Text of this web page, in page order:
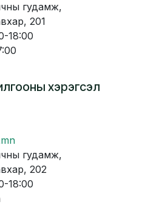
гудамж,
201
18:00
хэрэгсэл
гудамж,
202
18:00